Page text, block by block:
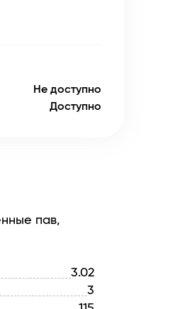
Не доступно
Доступно
пав,
3.02
3